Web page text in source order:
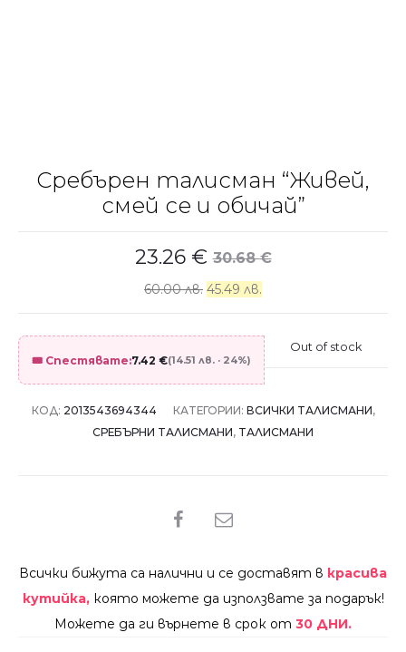
Сребърен талисман “Живей,
смей се и обичай”
30.68€
23.26 €
60.00 лв. 45.49 лв.
🎟️ Спестявате:7.42 €(14.51 лв. · 24%)
Out of stock
КОД: 2013543694344 КАТЕГОРИИ: ВСИЧКИ ТАЛИСМАНИ,
СРЕБЪРНИ ТАЛИСМАНИ, ТАЛИСМАНИ
SHARE
Всички бижута са налични и се доставят в красива
кутийка, която можете да използвате за подарък!
Можете да ги върнете в срок от 30 ДНИ.